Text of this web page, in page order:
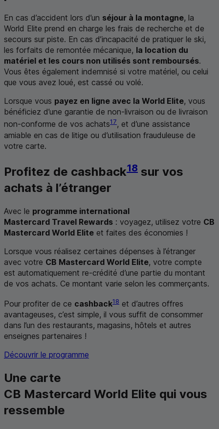
En cas d’accident lors d’un séjour à la montagne, la
World Elite prend en charge les frais de recherche et de
secours sur piste. En cas d’incapacité de pratiquer le ski,
les forfaits de remontée mécanique, la location du
matériel et les cours non utilisés sont remboursés.
Vous êtes également indemnisé si votre matériel, ou celui
que vous avez loué, est cassé ou volé.
Lorsque vous payez en ligne avec la World Elite, vous
bénéficiez d’une garantie de non‑livraison ou de livraison
non-conforme de vos achats17, et d’une assistance
amiable en cas de litige ou d’utilisation frauduleuse de
votre carte.
Profitez de cashback18 sur vos
achats à l’étranger
Avec le programme international
Mastercard Travel Rewards : voyagez, utilisez votre CB
Mastercard World Elite et faites des économies !
Lorsque vous réalisez certaines dépenses à l’étranger
avec votre CB Mastercard World Elite, votre compte
est automatiquement re‑crédité d’une partie du montant
de vos achats. Ce montant varie selon les commerçants.
Pour profiter de ce cashback18 et d’autres offres
avantageuses, c’est simple, il vous suffit de consommer
dans l’un des restaurants, magasins, hôtels et autres
enseignes partenaires !
Découvrir le programme
Une carte
CB Mastercard World Elite qui vous
ressemble